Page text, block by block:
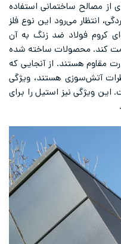
مصالح ساختمانی استفاده
انتظار می‌رود این نوع فلز
کروم فولاد ضد زنگ به آن
کند. محصولات ساخته شده
مقاوم هستند. از آنجایی که
آتش‌سوزی هستند، ویژگی‌
این ویژگی نیز استیل را برای